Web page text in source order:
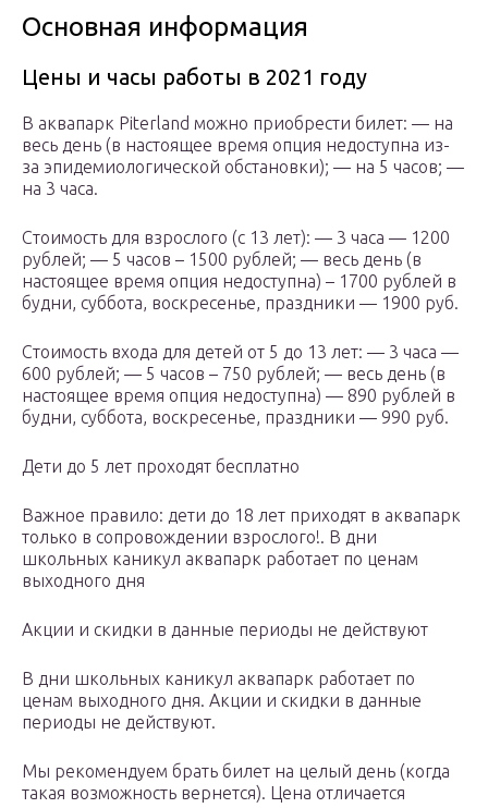
Основная информация
Цены и часы работы в 2021 году
В аквапарк Piterland можно приобрести билет: — на
весь день (в настоящее время опция недоступна из-
за эпидемиологической обстановки); — на 5 часов; —
на 3 часа.
Стоимость для взрослого (с 13 лет): — 3 часа — 1200
рублей; — 5 часов – 1500 рублей; — весь день (в
настоящее время опция недоступна) – 1700 рублей в
будни, суббота, воскресенье, праздники — 1900 руб.
Стоимость входа для детей от 5 до 13 лет: — 3 часа —
600 рублей; — 5 часов – 750 рублей; — весь день (в
настоящее время опция недоступна) — 890 рублей в
будни, суббота, воскресенье, праздники — 990 руб.
Дети до 5 лет проходят бесплатно
Важное правило: дети до 18 лет приходят в аквапарк
только в сопровождении взрослого!. В дни
школьных каникул аквапарк работает по ценам
выходного дня
Акции и скидки в данные периоды не действуют
В дни школьных каникул аквапарк работает по
ценам выходного дня. Акции и скидки в данные
периоды не действуют.
Мы рекомендуем брать билет на целый день (когда
такая возможность вернется). Цена отличается